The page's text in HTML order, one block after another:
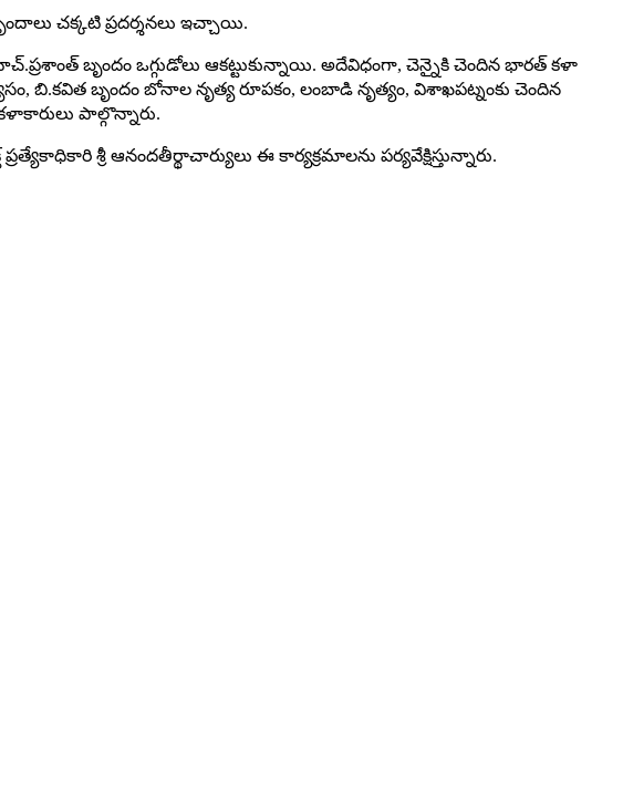
చక్కటి ప్రదర్శనలు ఇచ్చాయి.
బృందం ఒగ్గుడోలు ఆక‌ట్టుకున్నాయి. అదేవిధంగా, చెన్నైకి చెందిన భారత్ కళా
బి.కవిత బృందం బోనాల నృత్య రూపకం, లంబాడి నృత్యం, విశాఖపట్నంకు చెందిన
పాల్గొన్నారు.
శ్రీ ఆనందతీర్థాచార్యులు ఈ కార్య‌క్ర‌మాల‌ను ప‌ర్యవేక్షిస్తున్నారు.